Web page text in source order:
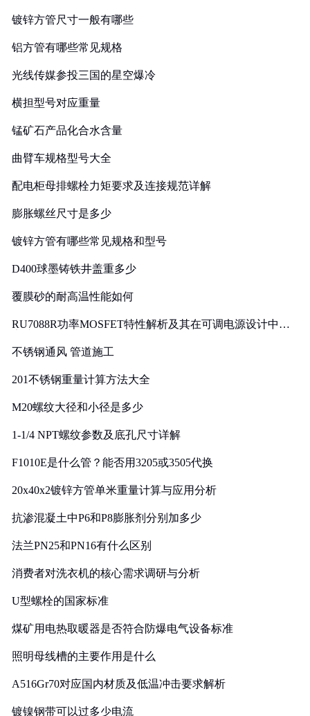
镀锌方管尺寸一般有哪些
铝方管有哪些常见规格
光线传媒参投三国的星空爆冷
横担型号对应重量
锰矿石产品化合水含量
曲臂车规格型号大全
配电柜母排螺栓力矩要求及连接规范详解
膨胀螺丝尺寸是多少
镀锌方管有哪些常见规格和型号
D400球墨铸铁井盖重多少
覆膜砂的耐高温性能如何
RU7088R功率MOSFET特性解析及其在可调电源设计中的
不锈钢通风 管道施工
201不锈钢重量计算方法大全
M20螺纹大径和小径是多少
1-1/4 NPT螺纹参数及底孔尺寸详解
F1010E是什么管？能否用3205或3505代换
20x40x2镀锌方管单米重量计算与应用分析
抗渗混凝土中P6和P8膨胀剂分别加多少
法兰PN25和PN16有什么区别
消费者对洗衣机的核心需求调研与分析
U型螺栓的国家标准
煤矿用电热取暖器是否符合防爆电气设备标准
照明母线槽的主要作用是什么
A516Gr70对应国内材质及低温冲击要求解析
镀镍钢带可以过多少电流